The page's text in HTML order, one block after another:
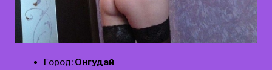
Город: Онгудай